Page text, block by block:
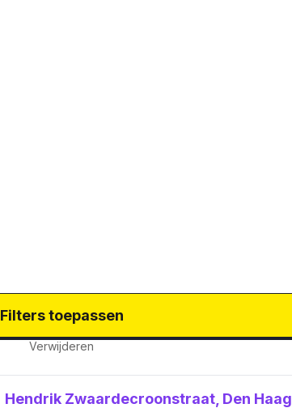
Filters toepassen
Verwijderen
Hendrik Zwaardecroonstraat, Den Haag